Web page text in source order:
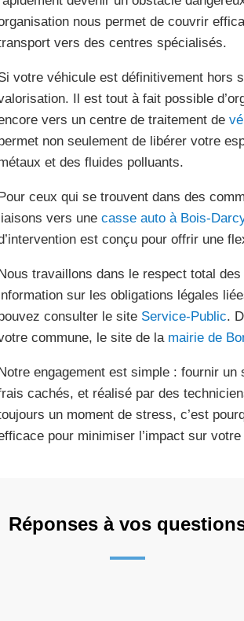
nous permet de couvrir
vers des centres spécialisés.
votre véhicule est définitivement hors
Il est tout à fait possible
vers un centre de traitement de
non seulement de libérer votre
et des fluides polluants.
Pour ceux qui se trouvent dans des
liaisons vers une casse auto à Bois-
est conçu pour offrir une
Nous travaillons dans le respect total
sur les obligations légales
consulter le site Service-Public.
commune, le site de la mairie de
Notre engagement est simple : fournir un
cachés, et réalisé par des
un moment de stress, c’est
pour minimiser l’impact sur votre
Réponses à vos